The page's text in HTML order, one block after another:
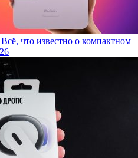
что известно о компактном